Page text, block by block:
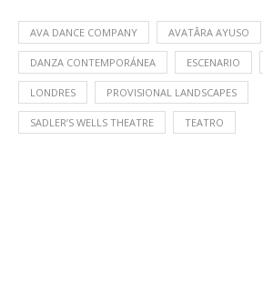
AVA DANCE COMPANY AVATÂRA AYUSO
DANZA CONTEMPORÁNEA ESCENARIO
LONDRES PROVISIONAL LANDSCAPES
SADLER’S WELLS THEATRE TEATRO